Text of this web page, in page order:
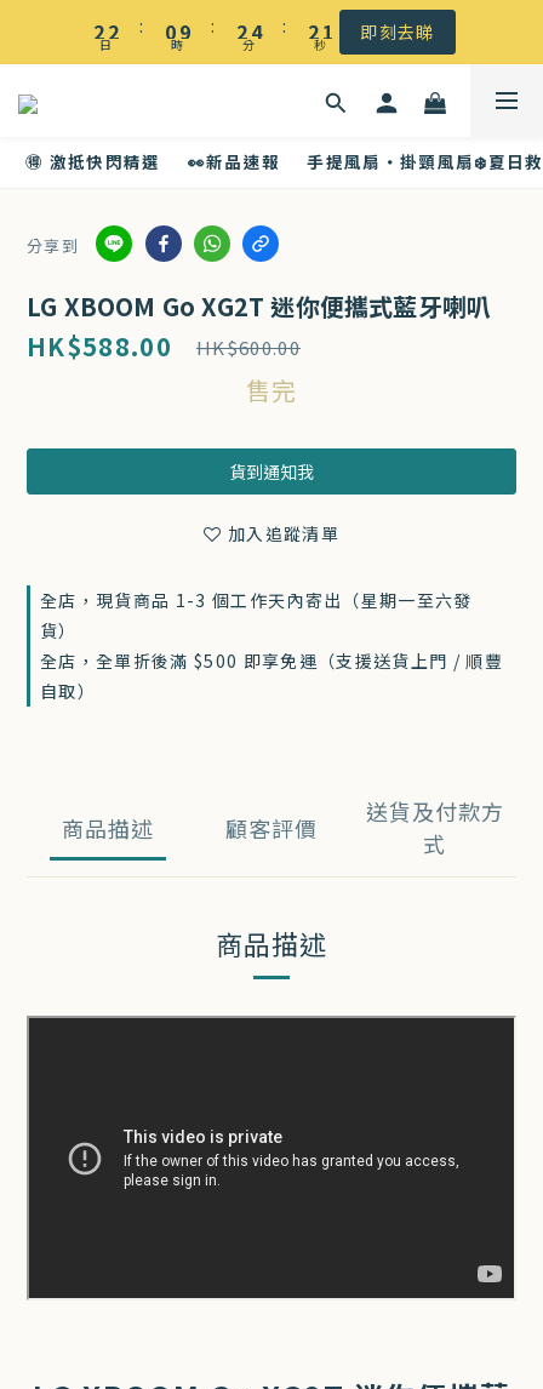
☀️ 盛夏感謝祭低至5折｜滿$500 全港免運
2
1
2
1
日
:
09
8
5
3
1
時
:
2
1
4
3
0
分
:
2
1
1
0
秒 即刻去睇
☀️ 盛夏感謝祭低至5折｜滿$500 全港免運
🉐 激抵快閃精選 👀新品速報 手提風扇・掛頸風扇❄️夏日
分享到
LG XBOOM Go XG2T 迷你便攜式藍牙喇叭
全店，現貨商品 1-3 個工作天內寄出（星期一至六發
貨）
全店，全單折後滿 $500 即享免運（支援送貨上門 / 順豐
自取）
HK$588.00 HK$600.00
售完
貨到通知我
加入追蹤清單
商品描述
送貨及付款方
式
顧客評價
商品描述